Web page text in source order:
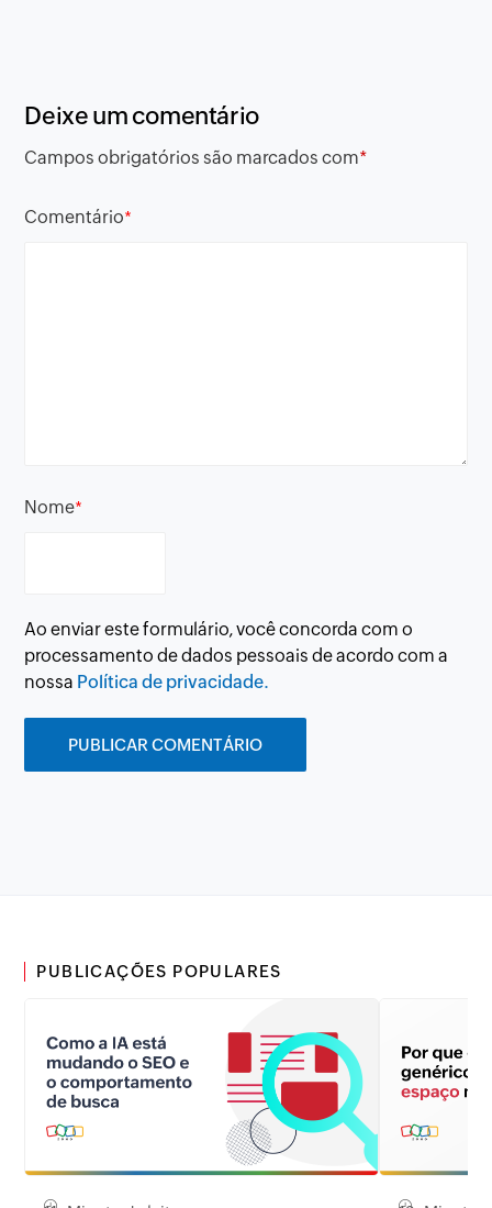
Deixe um comentário
Campos obrigatórios são marcados com*
Comentário*
Nome*
Ao enviar este formulário, você concorda com o
processamento de dados pessoais de acordo com a
nossa Política de privacidade.
PUBLICAÇÕES POPULARES